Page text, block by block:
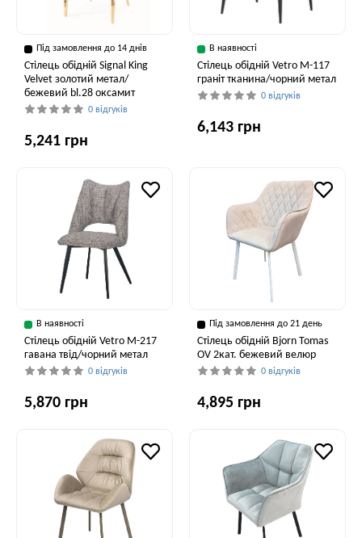
Під замовлення до 14 днів
Стілець обідній Signal King
Velvet золотий метал/
бежевий bl.28 оксамит
0 відгуків
5,241 грн
В наявності
Стілець обідній Vetro M-117
граніт тканина/чорний метал
0 відгуків
6,143 грн
В наявності
Стілець обідній Vetro M-217
гавана твід/чорний метал
0 відгуків
5,870 грн
Під замовлення до 21 день
Стілець обідній Bjorn Tomas
OV 2кат. бежевий велюр
0 відгуків
4,895 грн